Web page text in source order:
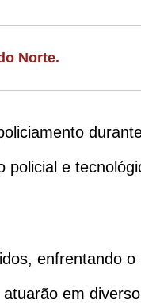
Norte.
policial e
enfrentando
em